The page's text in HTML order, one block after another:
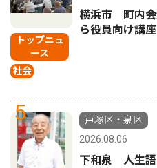
トップニュ
ース
社会
横浜市 町内
ら役員向け講座
5
戸塚区・泉区
2026.08.06
下和泉 人生